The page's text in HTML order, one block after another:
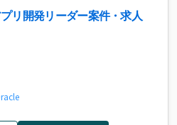
リ開発リーダー案件・求人